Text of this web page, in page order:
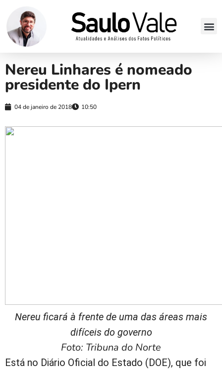
Nereu Linhares é nomeado
presidente do Ipern
04 de janeiro de 2018 10:50
Nereu ficará à frente de uma das áreas mais
difíceis do governo
Foto: Tribuna do Norte
Está no Diário Oficial do Estado (DOE), que foi